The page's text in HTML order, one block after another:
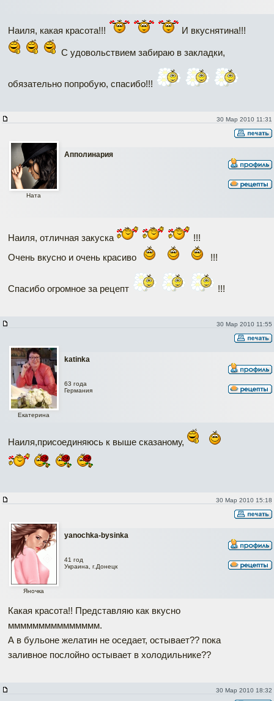
Наиля, какая красота!!! И вкуснятина!!!
С удовольствием забираю в закладки,
обязательно попробую, спасибо!!!
30 Мар 2010 11:31
Апполинария
Ната
Наиля, отличная закуска
!!!
Очень вкусно и очень красиво
!!!
Спасибо огромное за рецепт !!!
30 Мар 2010 11:55
katinka
Екатерина
63 года
Германия
Наиля,присоединяюсь к выше сказаному,
30 Мар 2010 15:18
yanochka-bysinka
Яночка
41 год
Украина, г.Донецк
Какая красота!! Представляю как вкусно
ммммммммммммммм.
А в бульоне желатин не оседает, остывает?? пока
заливное послойно остывает в холодильнике??
30 Мар 2010 18:32